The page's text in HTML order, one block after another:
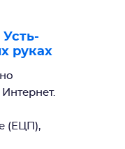
руках
(ЕЦП),